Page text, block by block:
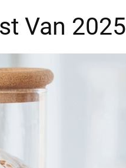
Van 2025